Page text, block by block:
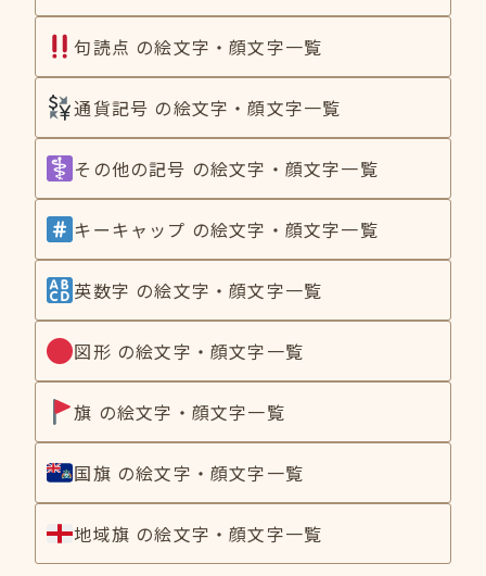
句読点 の絵文字・顔文字一覧
通貨記号 の絵文字・顔文字一覧
その他の記号 の絵文字・顔文字一覧
キーキャップ の絵文字・顔文字一覧
英数字 の絵文字・顔文字一覧
図形 の絵文字・顔文字一覧
旗 の絵文字・顔文字一覧
国旗 の絵文字・顔文字一覧
地域旗 の絵文字・顔文字一覧